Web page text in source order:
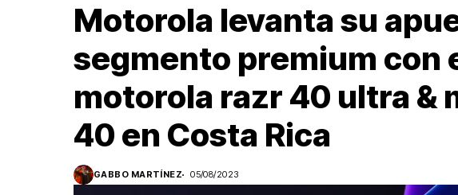
Motorola levanta su
segmento premium con
motorola razr 40 ultra &
40 en Costa Rica
GABBO MARTÍNEZ 05/08/2023